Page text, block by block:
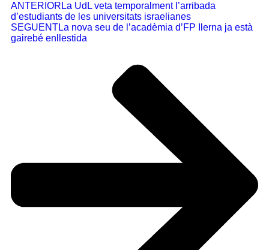
ANTERIORLa UdL veta temporalment l’arribada
d’estudiants de les universitats israelianes
SEGUENTLa nova seu de l’acadèmia d’FP Ilerna ja està
gairebé enllestida